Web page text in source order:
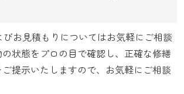
びお見積もりについてはお気軽にご相談
の状態をプロの目で確認し、正確な修繕
提示いたしますので、お気軽にご相談